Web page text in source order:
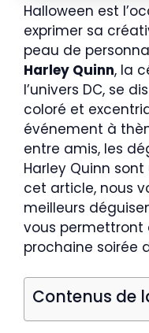
Halloween est
exprimer sa
peau de
Harley Quinn, la
l’univers DC, se
coloré et
événement à
entre amis, les
Harley Quinn
cet article, nous
meilleurs
vous permettront
prochaine soirée
Contenus de